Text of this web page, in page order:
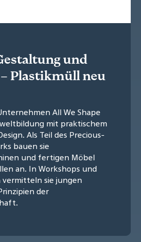
und
Plastikmüll neu
All We Shape
mit praktischem
Als Teil des Precious-
bauen sie
und fertigen Möbel
an. In Workshops und
sie jungen
der